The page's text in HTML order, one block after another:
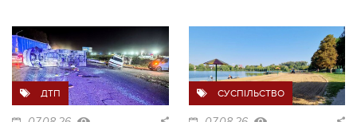
ДТП СУСПІЛЬСТВО